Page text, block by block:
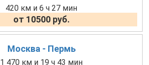
420 км и 6 ч 27 мин
от 10500 руб.
Москва - Пермь
1 470 км и 19 ч 43 мин